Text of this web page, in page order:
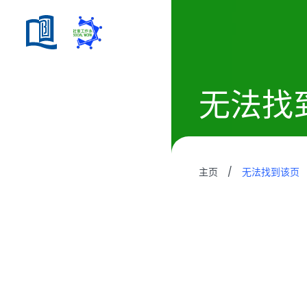
无法找
主页 / 无法找到该页